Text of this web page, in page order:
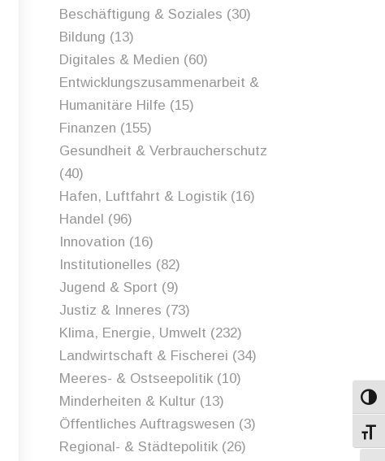
Beschäftigung & Soziales (30)
Bildung (13)
Digitales & Medien (60)
Entwicklungszusammenarbeit &
Humanitäre Hilfe (15)
Finanzen (155)
Gesundheit & Verbraucherschutz
(40)
Hafen, Luftfahrt & Logistik(16)
Handel (96)
Innovation (16)
Institutionelles (82)
Jugend & Sport (9)
Justiz & Inneres (73)
Klima, Energie, Umwelt (232)
Landwirtschaft & Fischerei (34)
Meeres- & Ostseepolitik(10)
Minderheiten & Kultur(13)
Öffentliches Auftragswesen (3)
Regional- & Städtepolitik(26)